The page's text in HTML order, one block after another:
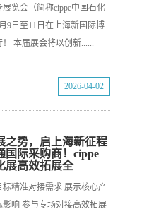
览会（简称cippe中国石化
9日至11日在上海新国际博
！ 本届展会将以创新......
2026-04-02
之势，启上海新征程
际采购商！cippe
展高效拓展全
标精准对接需求 展示核心产
影响 参与专场对接高效拓展